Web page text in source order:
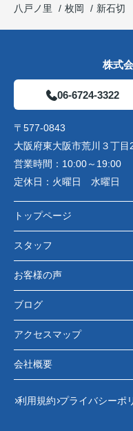
八戸ノ里
枚岡 新石切
株式
06-6724-3322
〒577-0843
大阪府東大阪市荒川３丁目
営業時間： 10:00～19:00
定休日： 火曜日 水曜日
トップページ
スタッフ
お客様の声
ブログ
アクセスマップ
会社概要
利用規約 プライバシーポ